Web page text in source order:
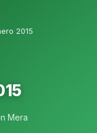
2015
Mera